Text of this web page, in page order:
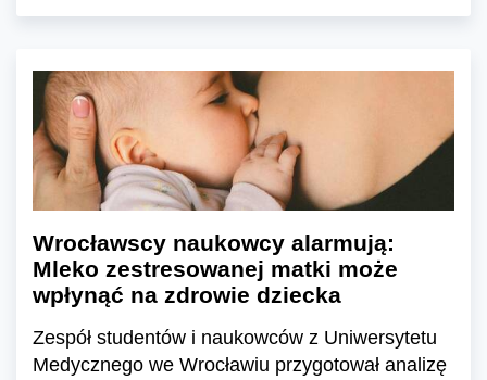
Wrocławscy naukowcy alarmują:
Mleko zestresowanej matki może
wpłynąć na zdrowie dziecka
Zespół studentów i naukowców z Uniwersytetu
Medycznego we Wrocławiu przygotował analizę